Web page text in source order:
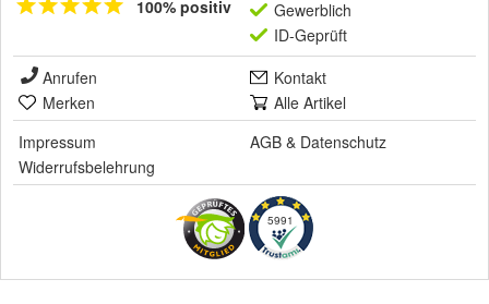
100% positiv
Gewerblich
ID-Geprüft
Anrufen
Kontakt
Merken
Alle Artikel
Impressum
AGB & Datenschutz
Widerrufsbelehrung
5991